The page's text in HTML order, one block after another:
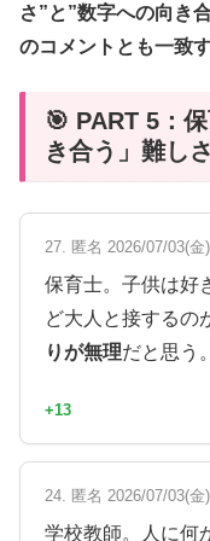
さ”と”数字への向き
のコメントとも一致す
🎯 PART 5：
き合う」難し
27. 匿名 2026/07/03(金
保育士。子供は好
ど大人と接するの
りが無理だと思う。
+13
24. 匿名 2026/07/03(金
学校教師。人に何